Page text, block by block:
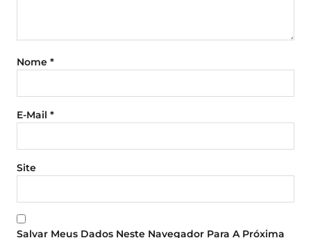
Nome *
E-Mail *
Site
Salvar Meus Dados Neste Navegador Para A Próxima